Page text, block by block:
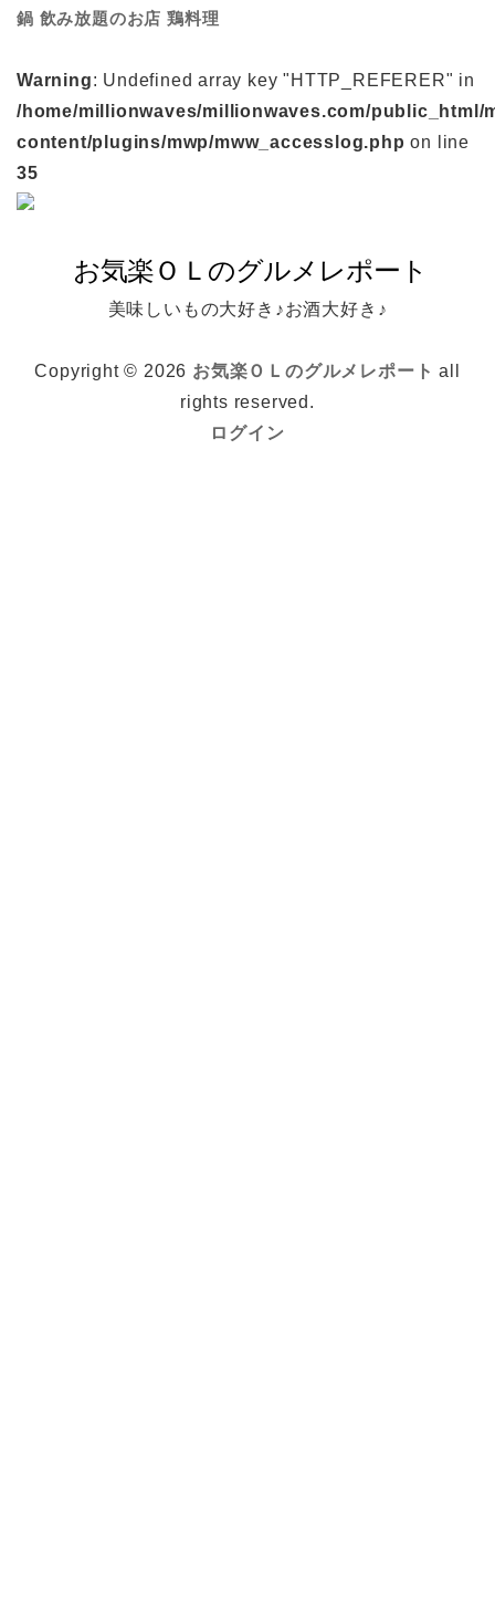
鍋 飲み放題のお店 鶏料理
Warning: Undefined array key "HTTP_REFERER" in
/home/millionwaves/millionwaves.com/public_html/
content/plugins/mwp/mww_accesslog.php on line
35
美味しいもの大好き♪お酒大好き♪
Copyright © 2026 お気楽ＯＬのグルメレポート all
rights reserved.
ログイン